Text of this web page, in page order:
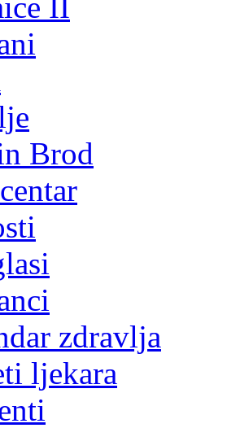
Brod
zdravlja
ljekara